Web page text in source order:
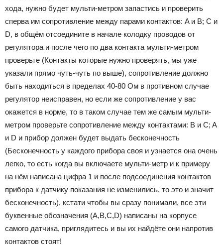
хода, нужно будет мульти-метром запастись и проверить
сперва им сопротивление между парами контактов: A и B; C и
D, в общём отсоедините в начале колодку проводов от
регулятора и после чего по два контакта мульти-метром
проверьте (Контакты которые нужно проверять, мы уже
указали прямо чуть-чуть по выше), сопротивление должно
быть находиться в пределах 40-80 Ом в противном случае
регулятор неисправен, но если же сопротивление у вас
окажется в норме, то в таком случае тем же самым мульти-
метром проверьте сопротивление между контактами: B и C; A
и D и прибор должен будет выдать бесконечность
(Бесконечность у каждого прибора своя и узнается она очень
легко, то есть когда вы включаете мульти-метр и к примеру
на нём написана цифра 1 и после подсоединения контактов
прибора к датчику показания не изменились, то это и значит
бесконечность), кстати чтобы вы сразу понимали, все эти
буквенные обозначения (A,B,C,D) написаны на корпусе
самого датчика, приглядитесь и вы их найдёте они напротив
контактов стоят!